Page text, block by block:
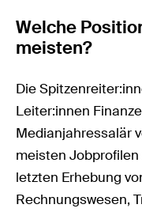
Welche
meisten?
Die
Leiter:innen
Medianjahressalär
meisten
letzten Erhebung
Rechnungswesen,